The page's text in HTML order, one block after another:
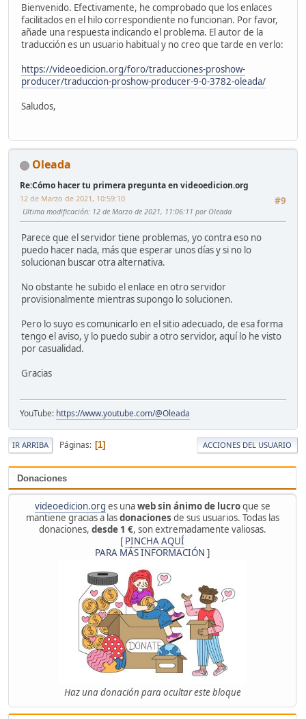
Donaciones
videoedicion.org es unaweb sin ánimo de lucroque se
mantiene gracias a lasdonaciones de sus usuarios. Todas las
donaciones, desde 1 €, son extremadamente valiosas.
[ PINCHA AQUÍ
PARA MÁS INFORMACIÓN ]
Haz una donación para ocultar este bloque
Bienvenido. Efectivamente, he comprobado que los enlaces
facilitados en el hilo correspondiente no funcionan. Por favor,
añade una respuesta indicando el problema. El autor de la
traducción es un usuario habitual y no creo que tarde en verlo:
https://videoedicion.org/foro/traducciones-proshow-
producer/traduccion-proshow-producer-9-0-3782-oleada/
Saludos,
Oleada
Re:Cómo hacer tu primera pregunta en videoedicion.org
#9
12 de Marzo de 2021, 10:59:10
Ultima modificación: 12 de Marzo de 2021, 11:06:11 por Oleada
Parece que el servidor tiene problemas, yo contra eso no
puedo hacer nada, más que esperar unos días y si no lo
solucionan buscar otra alternativa.
No obstante he subido el enlace en otro servidor
provisionalmente mientras supongo lo solucionen.
Pero lo suyo es comunicarlo en el sitio adecuado, de esa forma
tengo el aviso, y lo puedo subir a otro servidor, aquí lo he visto
por casualidad.
Gracias
YouTube: https://www.youtube.com/@Oleada
IR ARRIBA Páginas 1 ACCIONES DEL USUARIO